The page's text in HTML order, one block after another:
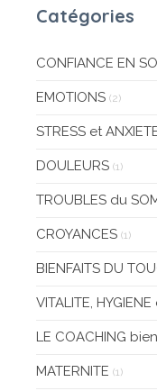
Catégories
CONFIANCE EN
EMOTIONS (2)
STRESS et
DOULEURS (1)
TROUBLES du
CROYANCES (1)
BIENFAITS DU
VITALITE,
LE COACHING
MATERNITE (1)